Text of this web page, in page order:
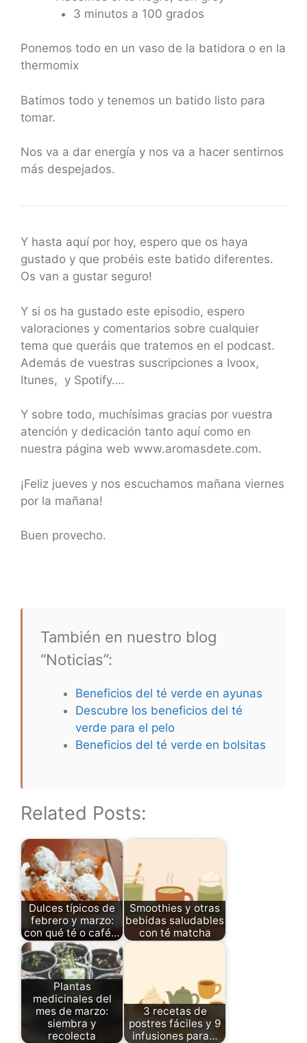
3 minutos a 100 grados
Ponemos todo en un vaso de la batidora o en la
thermomix
Batimos todo y tenemos un batido listo para
tomar.
Nos va a dar energía y nos va a hacer sentirnos
más despejados.
Y hasta aquí por hoy, espero que os haya
gustado y que probéis este batido diferentes.
Os van a gustar seguro!
Y si os ha gustado este episodio, espero
valoraciones y comentarios sobre cualquier
tema que queráis que tratemos en el podcast.
Además de vuestras suscripciones a Ivoox,
Itunes, y Spotify….
Y sobre todo, muchísimas gracias por vuestra
atención y dedicación tanto aquí como en
nuestra página web www.aromasdete.com.
¡Feliz jueves y nos escuchamos mañana viernes
por la mañana!
Buen provecho.
También en nuestro blog
“Noticias”:
Beneficios del té verde en ayunas
Descubre los beneficios del té
verde para el pelo
Beneficios del té verde en bolsitas
Related Posts:
Dulces típicos de
febrero y marzo:
con qué té o café…
Smoothies y otras
bebidas saludables
con té matcha
Plantas
medicinales del
mes de marzo:
siembra y
recolecta
3 recetas de
postres fáciles y 9
infusiones para…